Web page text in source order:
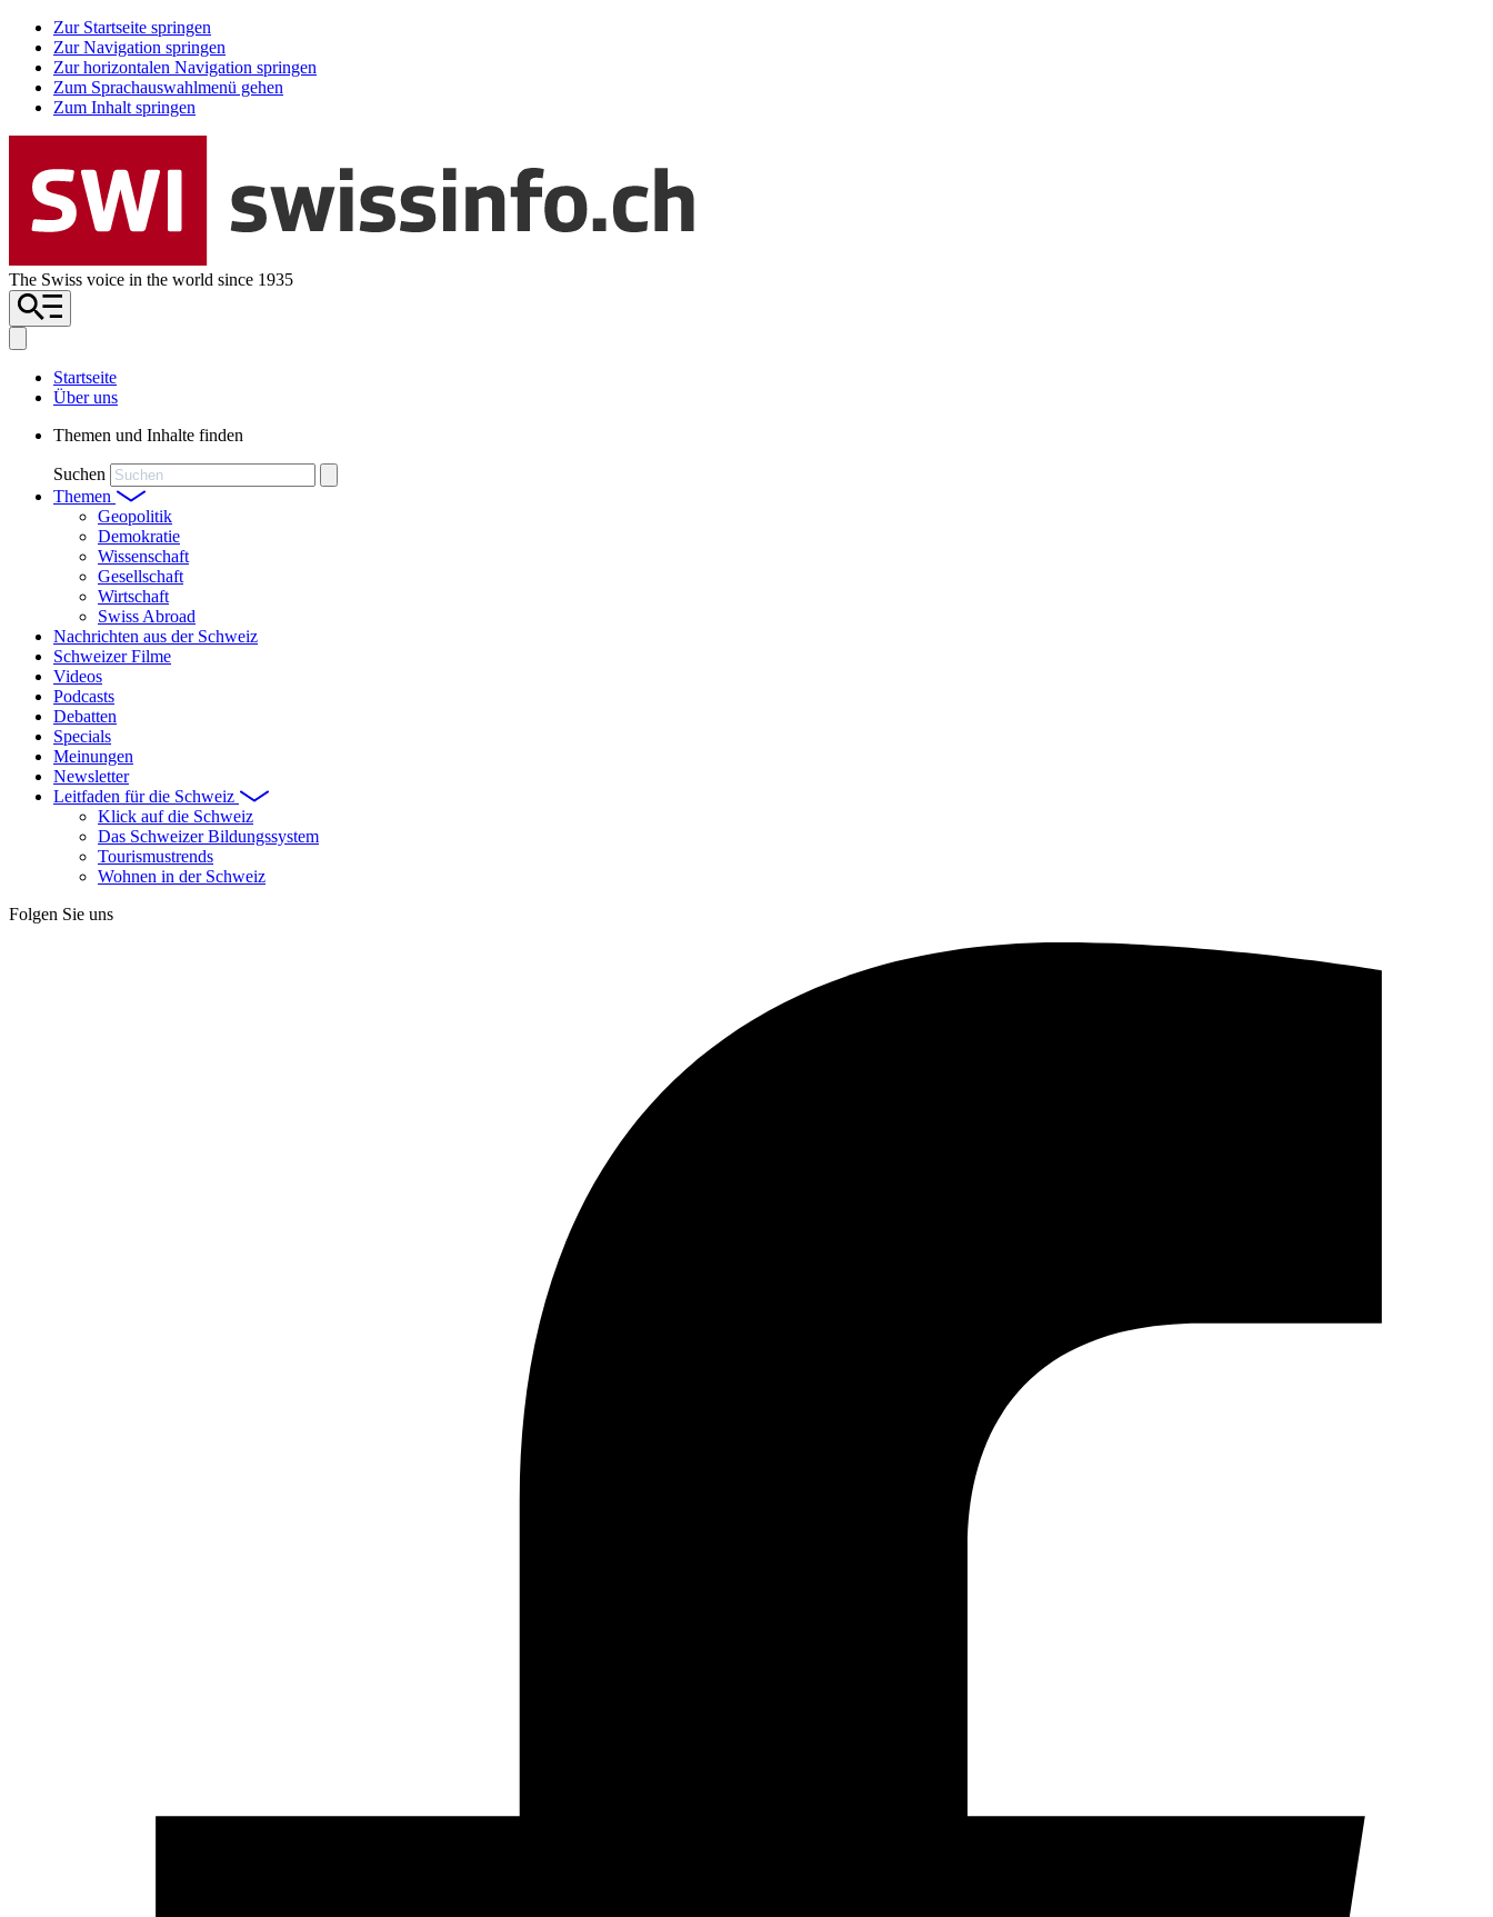
Zur Startseite springen
Zur Navigation springen
Zur horizontalen Navigation springen
Zum Sprachauswahlmenü gehen
Zum Inhalt springen
The Swiss voice in the world since 1935
Startseite
Über uns
Themen und Inhalte finden
Suchen
Themen
Geopolitik
Demokratie
Wissenschaft
Gesellschaft
Wirtschaft
Swiss Abroad
Nachrichten aus der Schweiz
Schweizer Filme
Videos
Podcasts
Debatten
Specials
Meinungen
Newsletter
Leitfaden für die Schweiz
Klick auf die Schweiz
Das Schweizer Bildungssystem
Tourismustrends
Wohnen in der Schweiz
Folgen Sie uns